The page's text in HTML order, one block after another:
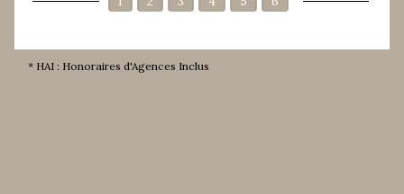
* HAI : Honoraires d'Agences Inclus